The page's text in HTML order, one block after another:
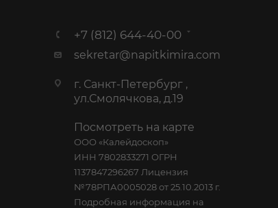
+7 (812) 644-40-00
sekretar@napitkimira.com
г. Санкт-Петербург ,
ул.Смолячкова, д.19
Посмотреть на карте
ООО «Калейдоскоп»
ИНН 7802833271 ОГРН
1137847296267 Лицензия
№78РПА0005028 от 25.10.2013 г.
Подробная информация на